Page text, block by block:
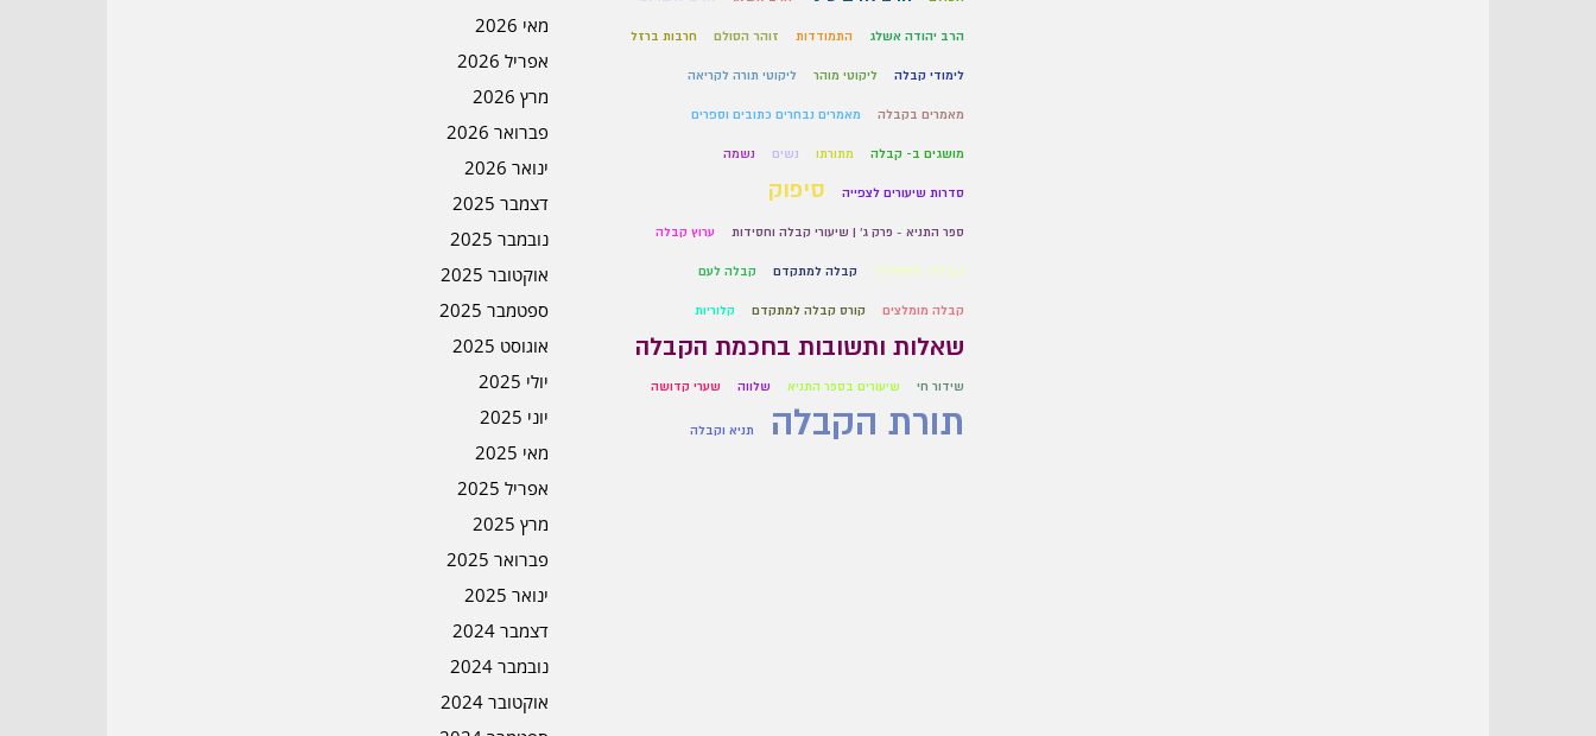
מאי 2026
אפריל 2026
מרץ 2026
פברואר 2026
ינואר 2026
דצמבר 2025
נובמבר 2025
אוקטובר 2025
ספטמבר 2025
אוגוסט 2025
יולי 2025
יוני 2025
מאי 2025
אפריל 2025
מרץ 2025
פברואר 2025
ינואר 2025
דצמבר 2024
נובמבר 2024
אוקטובר 2024
הרב יהודה אשלג התמודדות זוהר הסולם חרבות ברזל
לימודי קבלה ליקוטי מוהר ליקוטי תורה לקריאה
מאמרים בקבלה מאמרים נבחרים כתובים וספרים
מושגים ב- קבלה מתורתו נשים נשמה
סדרות שיעורים לצפייה סיפוק
ספר התניא - פרק ג' | שיעורי קבלה וחסידות ערוץ קבלה
קבלה למתחיל קבלה למתקדם קבלה לעם
קבלה מומלצים קורס קבלה למתקדם קלוריות
שאלות ותשובות בחכמת הקבלה
שידור חי שיעורים בספר התניא שלווה שערי קדושה
תורת הקבלה תניא וקבלה